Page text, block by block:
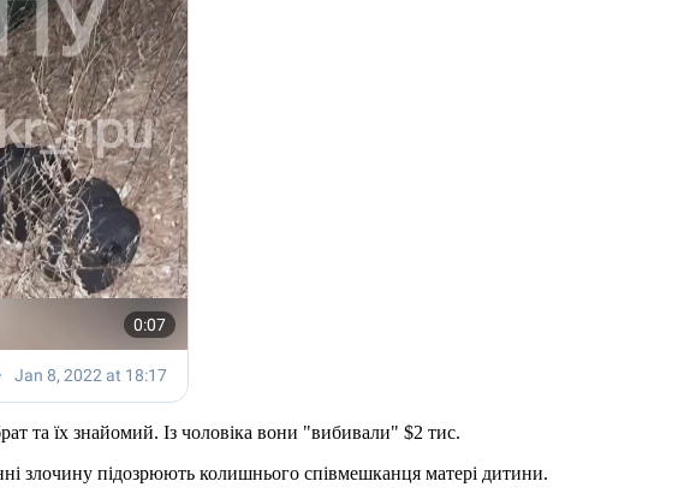
та їх знайомий. Із чоловіка вони "вибивали" $2 тис.
злочину підозрюють колишнього співмешканця матері дитини.